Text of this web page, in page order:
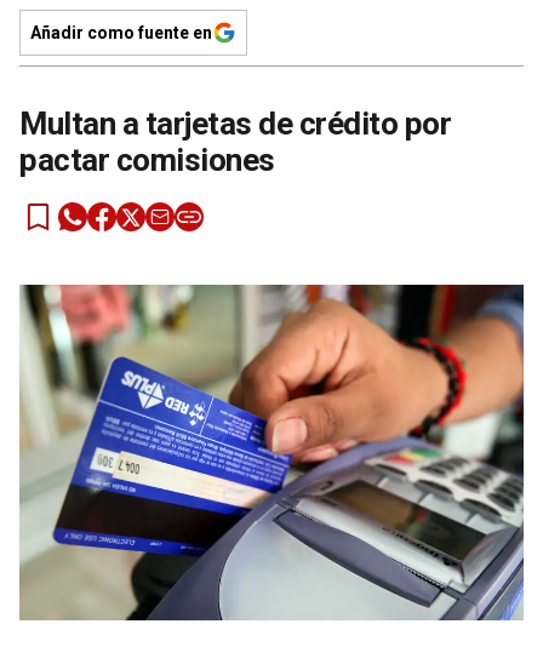
Añadir como fuente en
Multan a tarjetas de crédito por
pactar comisiones